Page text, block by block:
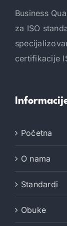
Business
za ISO
certifikacije
Početna
O nama
Standardi
Obuke